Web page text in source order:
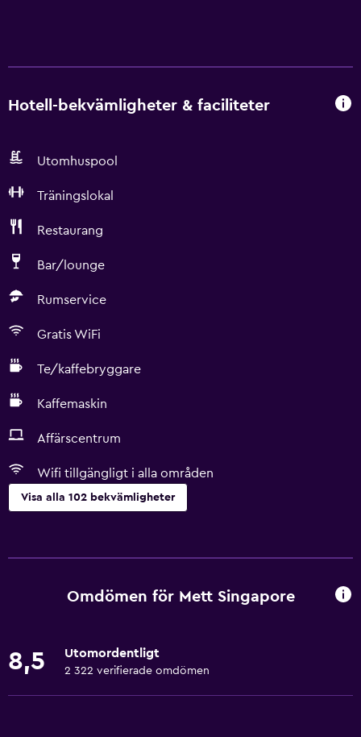
Hotell-bekvämligheter & faciliteter
Utomhuspool
Träningslokal
Restaurang
Bar/lounge
Rumservice
Gratis WiFi
Te/kaffebryggare
Kaffemaskin
Affärscentrum
Wifi tillgängligt i alla områden
Visa alla 102 bekvämligheter
Wifi tillgängligt i alla områden
Brandvarnare
Omdömen för Mett Singapore
8,5 Utomordentligt
2 322 verifierade omdömen